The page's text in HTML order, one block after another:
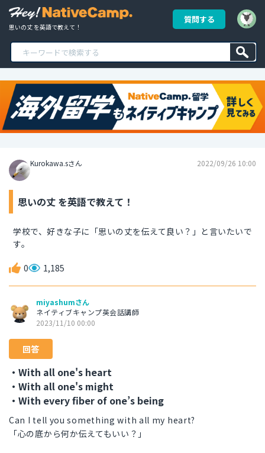
思いの丈 を英語で教えて！
質問する
Kurokawa.sさん 2022/09/26 10:00
思いの丈 を英語で教えて！
学校で、好きな子に「思いの丈を伝えて良い？」と言いたいで
す。
0 1,185
miyashumさん
ネイティブキャンプ英会話講師
2023/11/10 00:00
回答
・With all one's heart
・With all one's might
・With every fiber of one’s being
Can I tell you something with all my heart?
「心の底から何か伝えてもいい？」